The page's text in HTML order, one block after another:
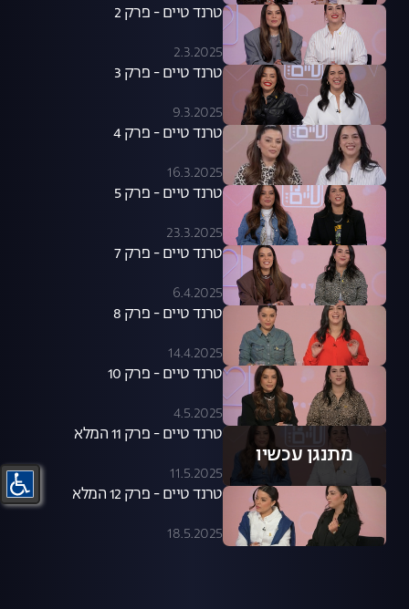
טרנד טיים - פרק 2
2.3.2025
טרנד טיים - פרק 3
9.3.2025
טרנד טיים - פרק 4
16.3.2025
טרנד טיים - פרק 5
23.3.2025
טרנד טיים - פרק 7
6.4.2025
טרנד טיים - פרק 8
14.4.2025
טרנד טיים - פרק 10
4.5.2025
מתנגן עכשיו
טרנד טיים - פרק 11 המלא
11.5.2025
טרנד טיים - פרק 12 המלא
18.5.2025